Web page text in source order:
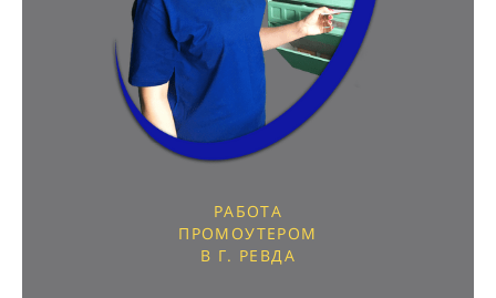
РАБОТА
ПРОМОУТЕРОМ
В Г. РЕВДА